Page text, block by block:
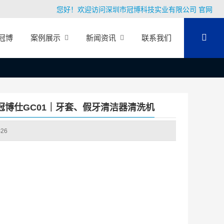
您好！欢迎访问深圳市冠博科技实业有限公司 官网
博 案例展示 新闻资讯 联系我们
博仕GC01｜牙套、假牙清洁器清洗机